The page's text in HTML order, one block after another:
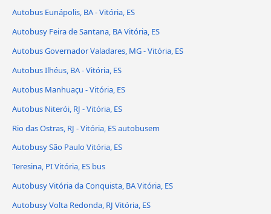
Autobus Eunápolis, BA - Vitória, ES
Autobusy Feira de Santana, BA Vitória, ES
Autobus Governador Valadares, MG - Vitória, ES
Autobus Ilhéus, BA - Vitória, ES
Autobus Manhuaçu - Vitória, ES
Autobus Niterói, RJ - Vitória, ES
Rio das Ostras, RJ - Vitória, ES autobusem
Autobusy São Paulo Vitória, ES
Teresina, PI Vitória, ES bus
Autobusy Vitória da Conquista, BA Vitória, ES
Autobusy Volta Redonda, RJ Vitória, ES